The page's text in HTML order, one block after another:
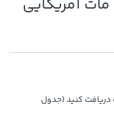
آمریکایی
کنید (جدول